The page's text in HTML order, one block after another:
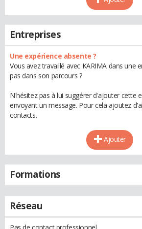
Entreprises
Une expérience absente ?
Vous avez travaillé avec KARIMA dans une
pas dans son parcours ?
N'hésitez pas à lui suggérer d'ajouter cette
envoyant un message. Pour cela ajoutez
contacts.
Ajouter
Formations
Réseau